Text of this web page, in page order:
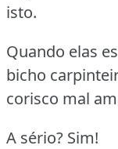
isto.
Quando elas
bicho
corisco mal
A sério? Sim!